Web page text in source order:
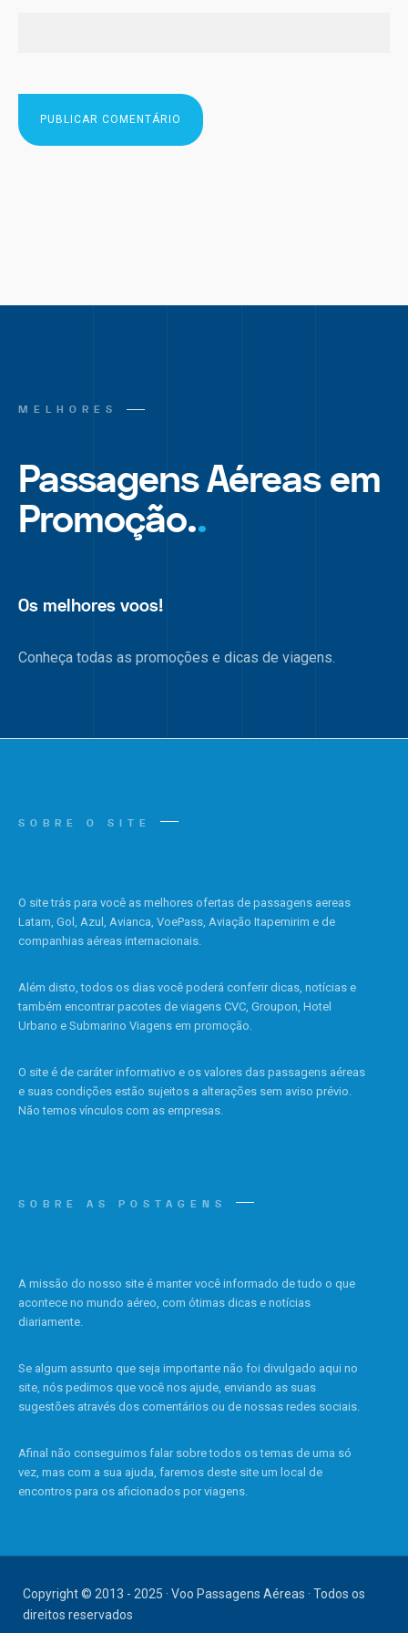
MELHORES
Passagens Aéreas em
Promoção..
Os melhores voos!
Conheça todas as promoções e dicas de viagens.
SOBRE O SITE
O site trás para você as melhores ofertas de passagens aereas
Latam, Gol, Azul, Avianca, VoePass, Aviação Itapemirim e de
companhias aéreas internacionais.
Além disto, todos os dias você poderá conferir dicas, notícias e
também encontrar pacotes de viagens CVC, Groupon, Hotel
Urbano e Submarino Viagens em promoção.
O site é de caráter informativo e os valores das passagens aéreas
e suas condições estão sujeitos a alterações sem aviso prévio.
Não temos vínculos com as empresas.
SOBRE AS POSTAGENS
A missão do nosso site é manter você informado de tudo o que
acontece no mundo aéreo, com ótimas dicas e notícias
diariamente.
Se algum assunto que seja importante não foi divulgado aqui no
site, nós pedimos que você nos ajude, enviando as suas
sugestões através dos comentários ou de nossas redes sociais.
Afinal não conseguimos falar sobre todos os temas de uma só
vez, mas com a sua ajuda, faremos deste site um local de
encontros para os aficionados por viagens.
Copyright © 2013 - 2025 · Voo Passagens Aéreas · Todos os
direitos reservados